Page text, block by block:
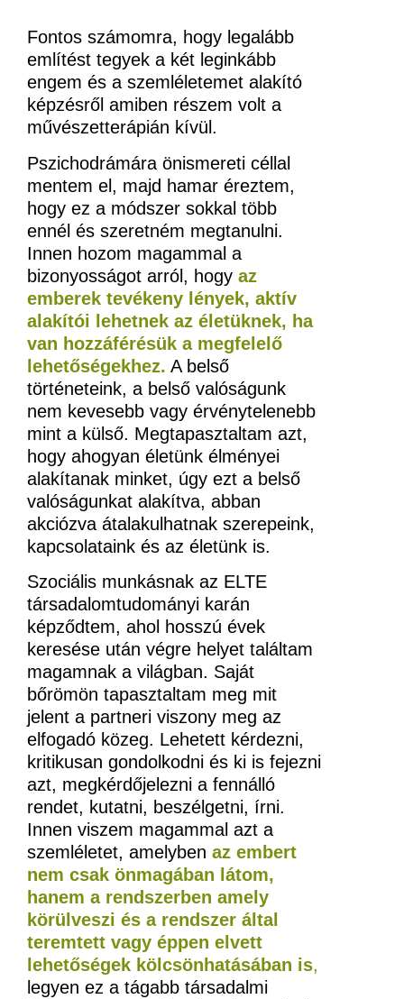
Fontos számomra, hogy legalább
említést tegyek a két leginkább
engem és a szemléletemet alakító
képzésről amiben részem volt a
művészetterápián kívül.
Pszichodrámára önismereti céllal
mentem el, majd hamar éreztem,
hogy ez a módszer sokkal több
ennél és szeretném megtanulni.
Innen hozom magammal a
bizonyosságot arról, hogy az
emberek tevékeny lények, aktív
alakítói lehetnek az életüknek, ha
van hozzáférésük a megfelelő
lehetőségekhez. A belső
történeteink, a belső valóságunk
nem kevesebb vagy érvénytelenebb
mint a külső. Megtapasztaltam azt,
hogy ahogyan életünk élményei
alakítanak minket, úgy ezt a belső
valóságunkat alakítva, abban
akciózva átalakulhatnak szerepeink,
kapcsolataink és az életünk is.
Szociális munkásnak az ELTE
társadalomtudományi karán
képződtem, ahol hosszú évek
keresése után végre helyet találtam
magamnak a világban. Saját
bőrömön tapasztaltam meg mit
jelent a partneri viszony meg az
elfogadó közeg. Lehetett kérdezni,
kritikusan gondolkodni és ki is fejezni
azt, megkérdőjelezni a fennálló
rendet, kutatni, beszélgetni, írni.
Innen viszem magammal azt a
szemléletet, amelyben az embert
nem csak önmagában látom,
hanem a rendszerben amely
körülveszi és a rendszer által
teremtett vagy éppen elvett
lehetőségek kölcsönhatásában is,
legyen ez a tágabb társadalmi